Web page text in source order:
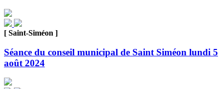
[ Saint-Siméon ]
Séance du conseil municipal de Saint Siméon lundi 5
août 2024